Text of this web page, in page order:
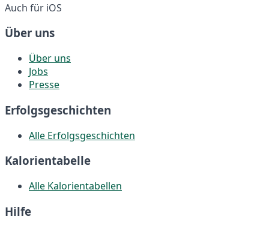
Auch für iOS
Über uns
Über uns
Jobs
Presse
Erfolgsgeschichten
Alle Erfolgsgeschichten
Kalorientabelle
Alle Kalorientabellen
Hilfe